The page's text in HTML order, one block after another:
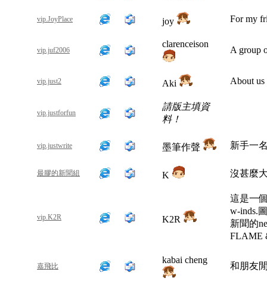
vip.JoyPlace joy For my
vip.juf2006
clarenceison
A group
vip.just2 Aki About us
vip.justforfun
請版主填資
料！
vip.justwrite 墨筆作聲 新手一
最膠的新聞組 K 沒甚麼
vip.K2R K2R
這是一
w-inds.
新聞的
FLAME
嘉飛比
kabai cheng
和朋友